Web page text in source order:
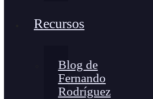
Recursos
Blog de
Fernando
Rodríguez